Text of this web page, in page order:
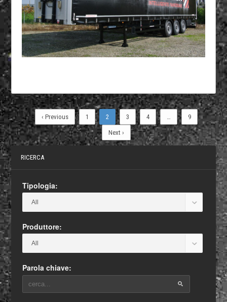
‹ Previous 1 2 3 4 … 9
Next ›
RICERCA
Tipologia:
Produttore:
Parola chiave: